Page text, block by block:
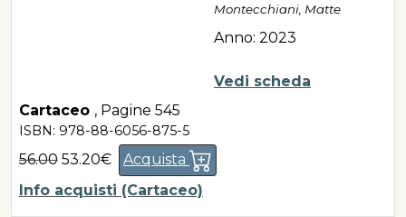
Montecchiani, Matte
Anno: 2023
Vedi scheda
Cartaceo , Pagine 545
ISBN: 978-88-6056-875-5
56.00 53.20€
Acquista
Info acquisti (Cartaceo)